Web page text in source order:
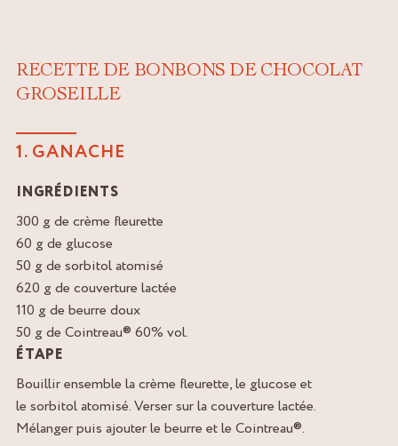
RECETTE DE BONBONS DE CHOCOLAT
GROSEILLE
1. GANACHE
INGRÉDIENTS
300 g de crème fleurette
60 g de glucose
50 g de sorbitol atomisé
620 g de couverture lactée
110 g de beurre doux
50 g de Cointreau® 60% vol.
ÉTAPE
Bouillir ensemble la crème fleurette, le glucose et
le sorbitol atomisé. Verser sur la couverture lactée.
Mélanger puis ajouter le beurre et le Cointreau®.